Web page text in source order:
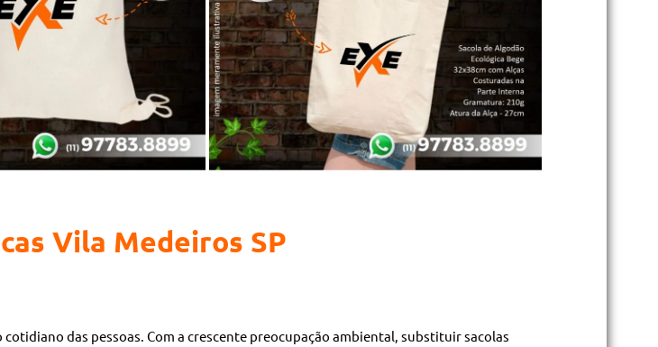
Vila Medeiros SP
das pessoas. Com a crescente preocupação ambiental, substituir sacolas